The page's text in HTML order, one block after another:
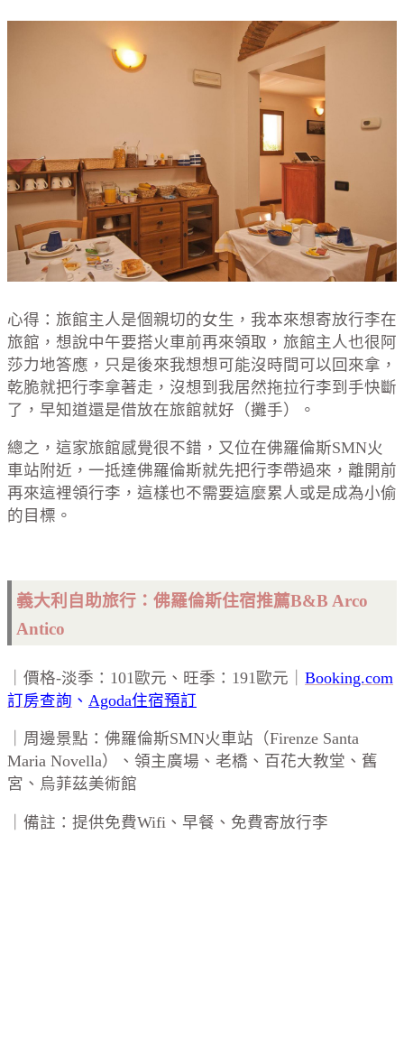
心得：旅館主人是個親切的女生，我本來想寄放行李在
旅館，想說中午要搭火車前再來領取，旅館主人也很阿
莎力地答應，只是後來我想想可能沒時間可以回來拿，
乾脆就把行李拿著走，沒想到我居然拖拉行李到手快斷
了，早知道還是借放在旅館就好（攤手）。
總之，這家旅館感覺很不錯，又位在佛羅倫斯SMN火
車站附近，一抵達佛羅倫斯就先把行李帶過來，離開前
再來這裡領行李，這樣也不需要這麼累人或是成為小偷
的目標。
義大利自助旅行：佛羅倫斯住宿推薦B&B Arco
Antico
｜價格-淡季：101歐元、旺季：191歐元｜ Booking.com
訂房查詢 、 Agoda住宿預訂
｜周邊景點：佛羅倫斯SMN火車站（Firenze Santa
Maria Novella）、領主廣場、老橋、百花大教堂、舊
宮、烏菲茲美術館
｜備註：提供免費Wifi、早餐、免費寄放行李